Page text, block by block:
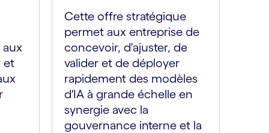
et
Cette offre stratégique
permet aux entreprise de
concevoir, d'ajuster, de
valider et de déployer
rapidement des modèles
d'IA à grande échelle en
synergie avec la
gouvernance interne et la